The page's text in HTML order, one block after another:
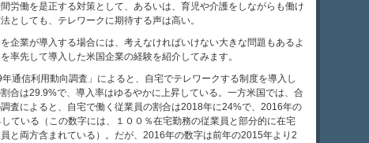
労働を是正する対策として、あるいは、育児や介護をしながらも働け
としても、テレワークに期待する声は高い。
企業が導入する場合には、考えなければいけない大きな問題もあるよ
率先して導入した米国企業の経験を紹介してみます。
通信利用動向調査」によると、自宅でテレワークする制度を導入し
合は29.9%で、導入率はゆるやかに上昇している。一方米国では、合
査によると、自宅で働く従業員の割合は2018年に24%で、2016年の
ている（この数字には、１００％在宅勤務の従業員と部分的に在宅
と両方含まれている）。だが、2016年の数字は前年の2015年より2